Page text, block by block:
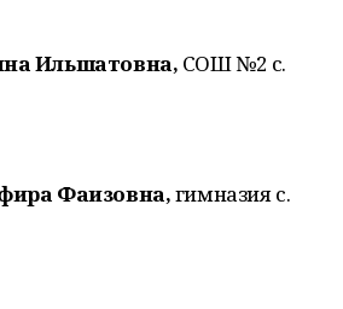
Ильшатовна, СОШ №2 с.
Фаизовна,гимназия с.